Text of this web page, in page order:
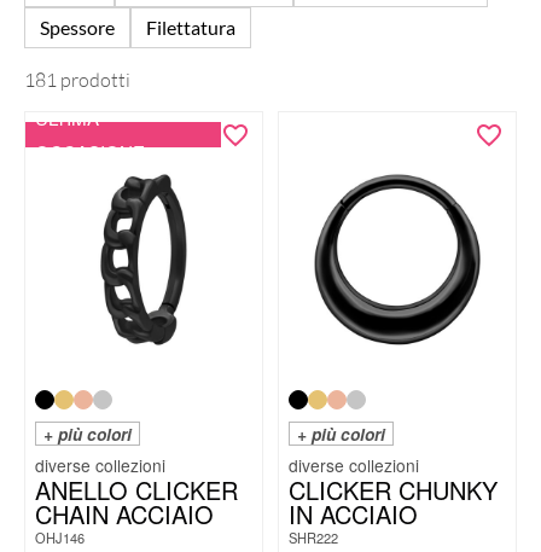
Spessore
Filettatura
181 prodotti
ULTIMA
OCCASIONE
+ più colori
ANELLO CLICKER
CHAIN ACCIAIO
OHJ146
+ più colori
CLICKER CHUNKY
IN ACCIAIO
SHR222